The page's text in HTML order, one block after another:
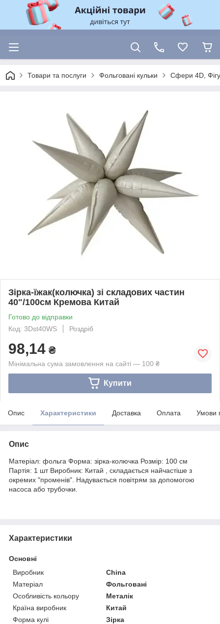
Товари та послуги Фольговані кульки Сфери 4D,
Зірка-їжак(колючка) зі складових частин
40"/100см Кремова Китай
Готово до відправки
Код: 3Dst40WS
Роздріб
98,14 ₴
Мінімальна сума замовлення на сайті — 100 ₴
Купити
Опис Характеристики Доставка Оплата Умови
Опис
Матеріал: фольга Форма: зірка-колючка Розмір: 100 см
Партія: 1 шт Виробник: Китай , складається найчастіше з
окремих "променів". Надувається повітрям за допомогою
насоса або трубочки.
Характеристики
Основні
Виробник
China
Матеріал
Фольговані
Особливість кольору
Металік
Країна виробник
Китай
Форма кулі
Зірка